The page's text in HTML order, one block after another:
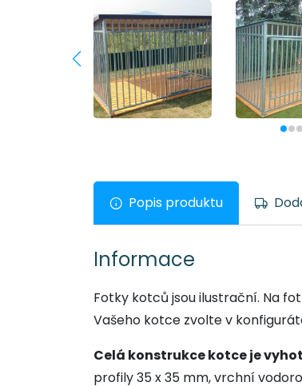
Popis produktu
Informace
Fotky kotců jsou ilustrační. Na
Vašeho kotce zvolte v
Celá konstrukce kotce je
profily 35 x 35 mm, vrchní